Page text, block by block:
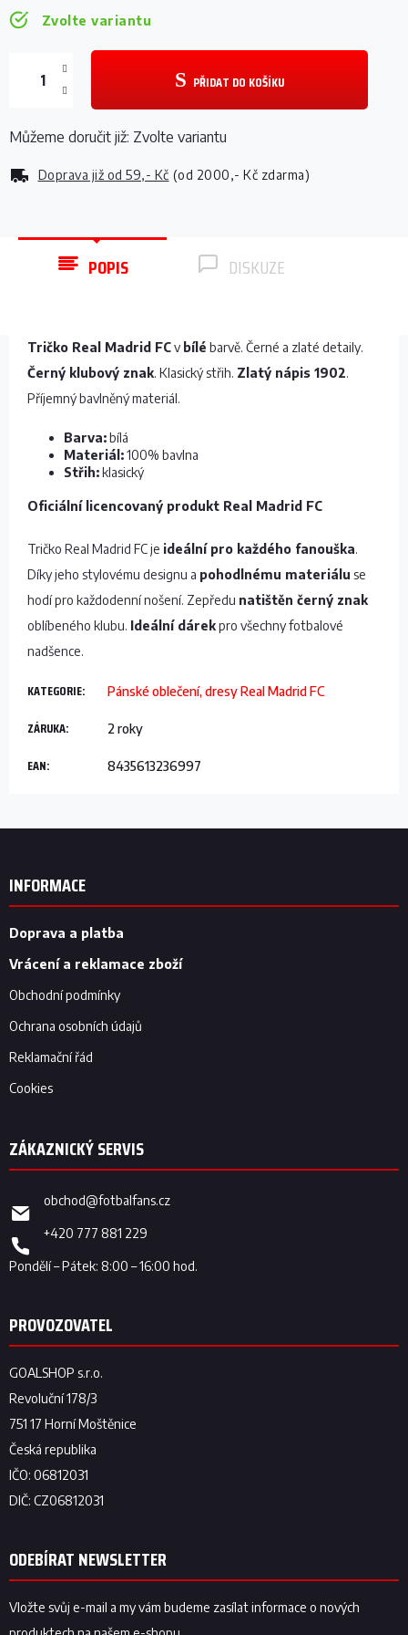
Zvolte variantu
Doprava již od 59,- Kč (od 2000,- Kč zdarma)
PŘIDAT DO KOŠÍKU
Můžeme doručit již: Zvolte variantu
POPIS DISKUZE
Tričko Real Madrid FCv bílé barvě. Černé a zlaté detaily.
Černý klubový znak. Klasický střih. Zlatý nápis 1902.
Příjemný bavlněný materiál.
Barva:bílá
Materiál:100% bavlna
Střih:klasický
Oficiální licencovaný produkt Real Madrid FC
Tričko Real Madrid FC je ideální pro každého fanouška.
Díky jeho stylovému designu a pohodlnému materiálu se
hodí pro každodenní nošení. Zepředu natištěn černý znak
oblíbeného klubu. Ideální dárekpro všechny fotbalové
nadšence.
KATEGORIE: Pánské oblečení, dresy Real Madrid FC
ZÁRUKA: 2 roky
EAN: 8435613236997
Z
INFORMACE
Doprava a platba
Vrácení a reklamace zboží
Obchodní podmínky
Ochrana osobních údajů
Reklamační řád
Cookies
obchod@fotbalfans.cz
+420 777 881 229
ODEBÍRAT NEWSLETTER
Vložte svůj e-mail a my vám budeme zasílat informace o nových